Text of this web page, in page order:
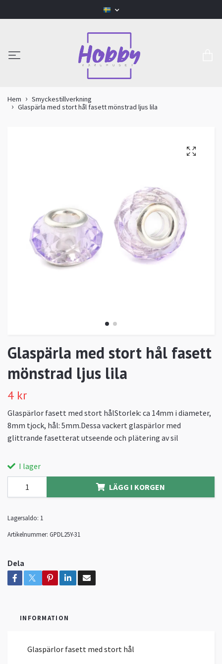
Hem
Smyckestillverkning
Glaspärla med stort hål fasett mönstrad ljus lila
Glaspärla med stort hål fasett
mönstrad ljus lila
4 kr
Glaspärlor fasett med stort hålStorlek: ca 14mm i diameter,
8mm tjock, hål: 5mm.Dessa vackert glaspärlor med
glittrande fasetterat utseende och plätering av sil
I lager
LÄGG I KORGEN
Lagersaldo: 1
Artikelnummer: GPDL25Y-31
Dela
INFORMATION
Glaspärlor fasett med stort hål